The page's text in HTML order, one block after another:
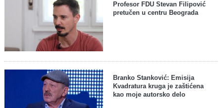
Profesor FDU Stevan Filipović
pretučen u centru Beograda
Branko Stanković: Emisija
Kvadratura kruga je zaštićena
kao moje autorsko delo